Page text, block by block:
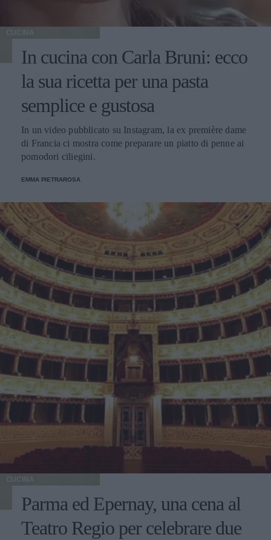
CUCINA
In cucina con Carla Bruni: ecco
la sua ricetta per una pasta
semplice e gustosa
In un video pubblicato su Instagram, la ex première dame
di Francia ci mostra come preparare un piatto di penne ai
pomodori ciliegini.
EMMA PIETRAROSA
CUCINA
Parma ed Epernay, una cena al
Teatro Regio per celebrare due